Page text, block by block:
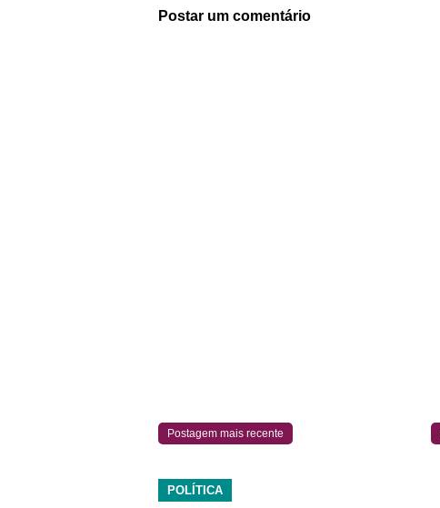
Postar um comentário
Postagem mais recente
POLÍTICA